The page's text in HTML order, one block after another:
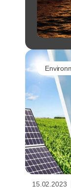
15.02.2023